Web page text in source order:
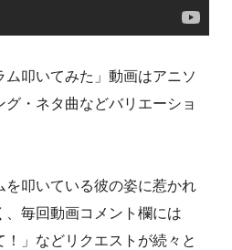
叩いてみた」動画はアニソ
・ネタ曲などバリエーショ
を叩いている彼の姿に惹かれ
、毎回動画コメント欄には
」などリクエストが続々と